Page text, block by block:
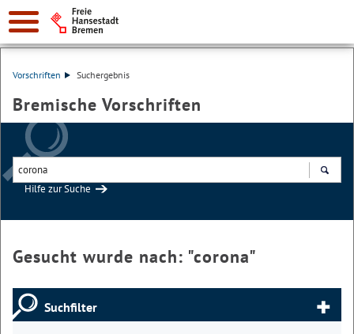
Vorschriften Suchergebnis
Bremische Vorschriften
Hilfe zur Suche
Gesucht wurde nach: "corona"
Suchfilter